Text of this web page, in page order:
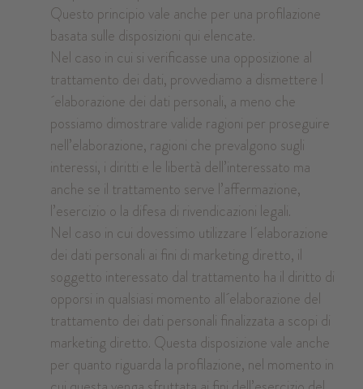
Questo principio vale anche per una profilazione
basata sulle disposizioni qui elencate.
Nel caso in cui si verificasse una opposizione al
trattamento dei dati, provvediamo a dismettere l
´elaborazione dei dati personali, a meno che
possiamo dimostrare valide ragioni per proseguire
nell’elaborazione, ragioni che prevalgono sugli
interessi, i diritti e le libertà dell’interessato ma
anche se il trattamento serve l’affermazione,
l’esercizio o la difesa di rivendicazioni legali.
Nel caso in cui dovessimo utilizzare l´elaborazione
dei dati personali ai fini di marketing diretto, il
soggetto interessato dal trattamento ha il diritto di
opporsi in qualsiasi momento all´elaborazione del
trattamento dei dati personali finalizzata a scopi di
marketing diretto. Questa disposizione vale anche
per quanto riguarda la profilazione, nel momento in